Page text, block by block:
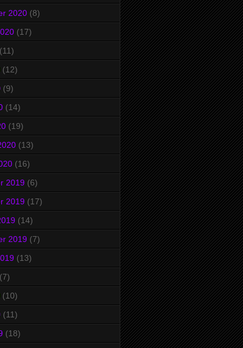
2020 (8)
(17)
(11)
(12)
(9)
(14)
(19)
(13)
(16)
2019 (6)
2019 (17)
(14)
2019 (7)
(13)
(7)
(10)
(11)
(18)